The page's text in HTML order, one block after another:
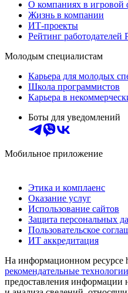
О компаниях в игровой
Жизнь в компании
ИТ-проекты
Рейтинг работодателей
Молодым специалистам
Карьера для молодых
Школа программистов
Карьера в
Боты для уведомлений
Мобильное приложение
Этика и комплаенс
Оказание услуг
Использование сайтов
Защита персональных
Пользовательское
ИТ аккредитация
На информационном ресурсе
рекомендательные технологии
предоставления информации